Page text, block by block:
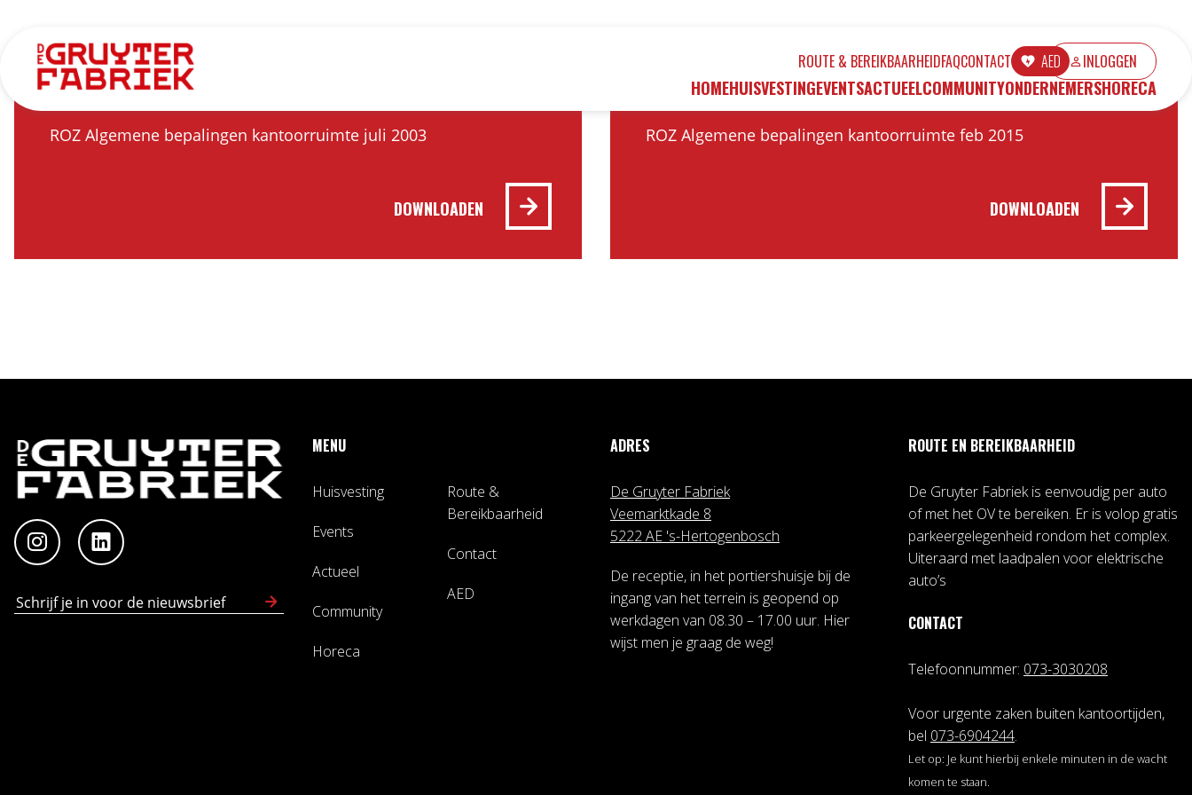
HOMEHUISVESTINGEVENTSACTUEELCOMMUNITYONDERNEMERSHORECA
ROUTE & BEREIKBAARHEIDFAQCONTACT AED INLOGGEN
PDF
ROZ Algemene bepalingen kantoorruimte juli 2003
DOWNLOADEN
ROZ Algemene bepalingen kantoorruimte feb 2015
DOWNLOADEN
MENU
Huisvesting
Events
Actueel
Community
Horeca
Route &
Bereikbaarheid
Contact
AED
ADRES
De Gruyter Fabriek
Veemarktkade 8
5222 AE 's-Hertogenbosch
De receptie, in het portiershuisje bij de
ingang van het terrein is geopend op
werkdagen van 08.30 – 17.00 uur. Hier
wijst men je graag de weg!
ROUTE EN BEREIKBAARHEID
De Gruyter Fabriek is eenvoudig per auto
of met het OV te bereiken. Er is volop gratis
parkeergelegenheid rondom het complex.
Uiteraard met laadpalen voor elektrische
auto’s
CONTACT
Telefoonnummer: 073-3030208
Voor urgente zaken buiten kantoortijden,
bel 073-6904244.
Let op: Je kunt hierbij enkele minuten in de wacht
komen te staan.